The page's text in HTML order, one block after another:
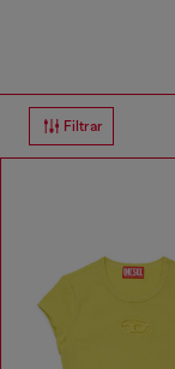
Filtrar